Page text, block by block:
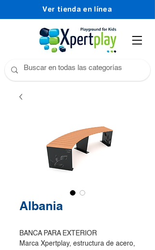
Ver tienda en línea
Albania
BANCA PARA EXTERIOR
Marca Xpertplay, estructura de acero,